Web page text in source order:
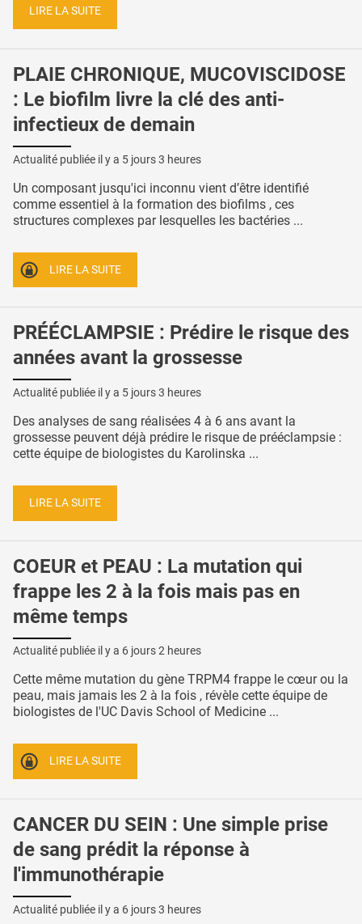
LIRE LA SUITE
PLAIE CHRONIQUE, MUCOVISCIDOSE
: Le biofilm livre la clé des anti-
infectieux de demain
Actualité publiée il y a 5 jours 3 heures
Un composant jusqu'ici inconnu vient d’être identifié
comme essentiel à la formation des biofilms , ces
structures complexes par lesquelles les bactéries ...
LIRE LA SUITE
PRÉÉCLAMPSIE : Prédire le risque des
années avant la grossesse
Actualité publiée il y a 5 jours 3 heures
Des analyses de sang réalisées 4 à 6 ans avant la
grossesse peuvent déjà prédire le risque de prééclampsie :
cette équipe de biologistes du Karolinska ...
LIRE LA SUITE
COEUR et PEAU : La mutation qui
frappe les 2 à la fois mais pas en
même temps
Actualité publiée il y a 6 jours 2 heures
Cette même mutation du gène TRPM4 frappe le cœur ou la
peau, mais jamais les 2 à la fois , révèle cette équipe de
biologistes de l'UC Davis School of Medicine ...
LIRE LA SUITE
CANCER DU SEIN : Une simple prise
de sang prédit la réponse à
l'immunothérapie
Actualité publiée il y a 6 jours 3 heures